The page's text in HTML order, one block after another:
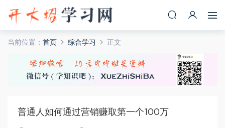
当前位置： 首页 综合学习 正文
普通人如何通过营销赚取第一个100万